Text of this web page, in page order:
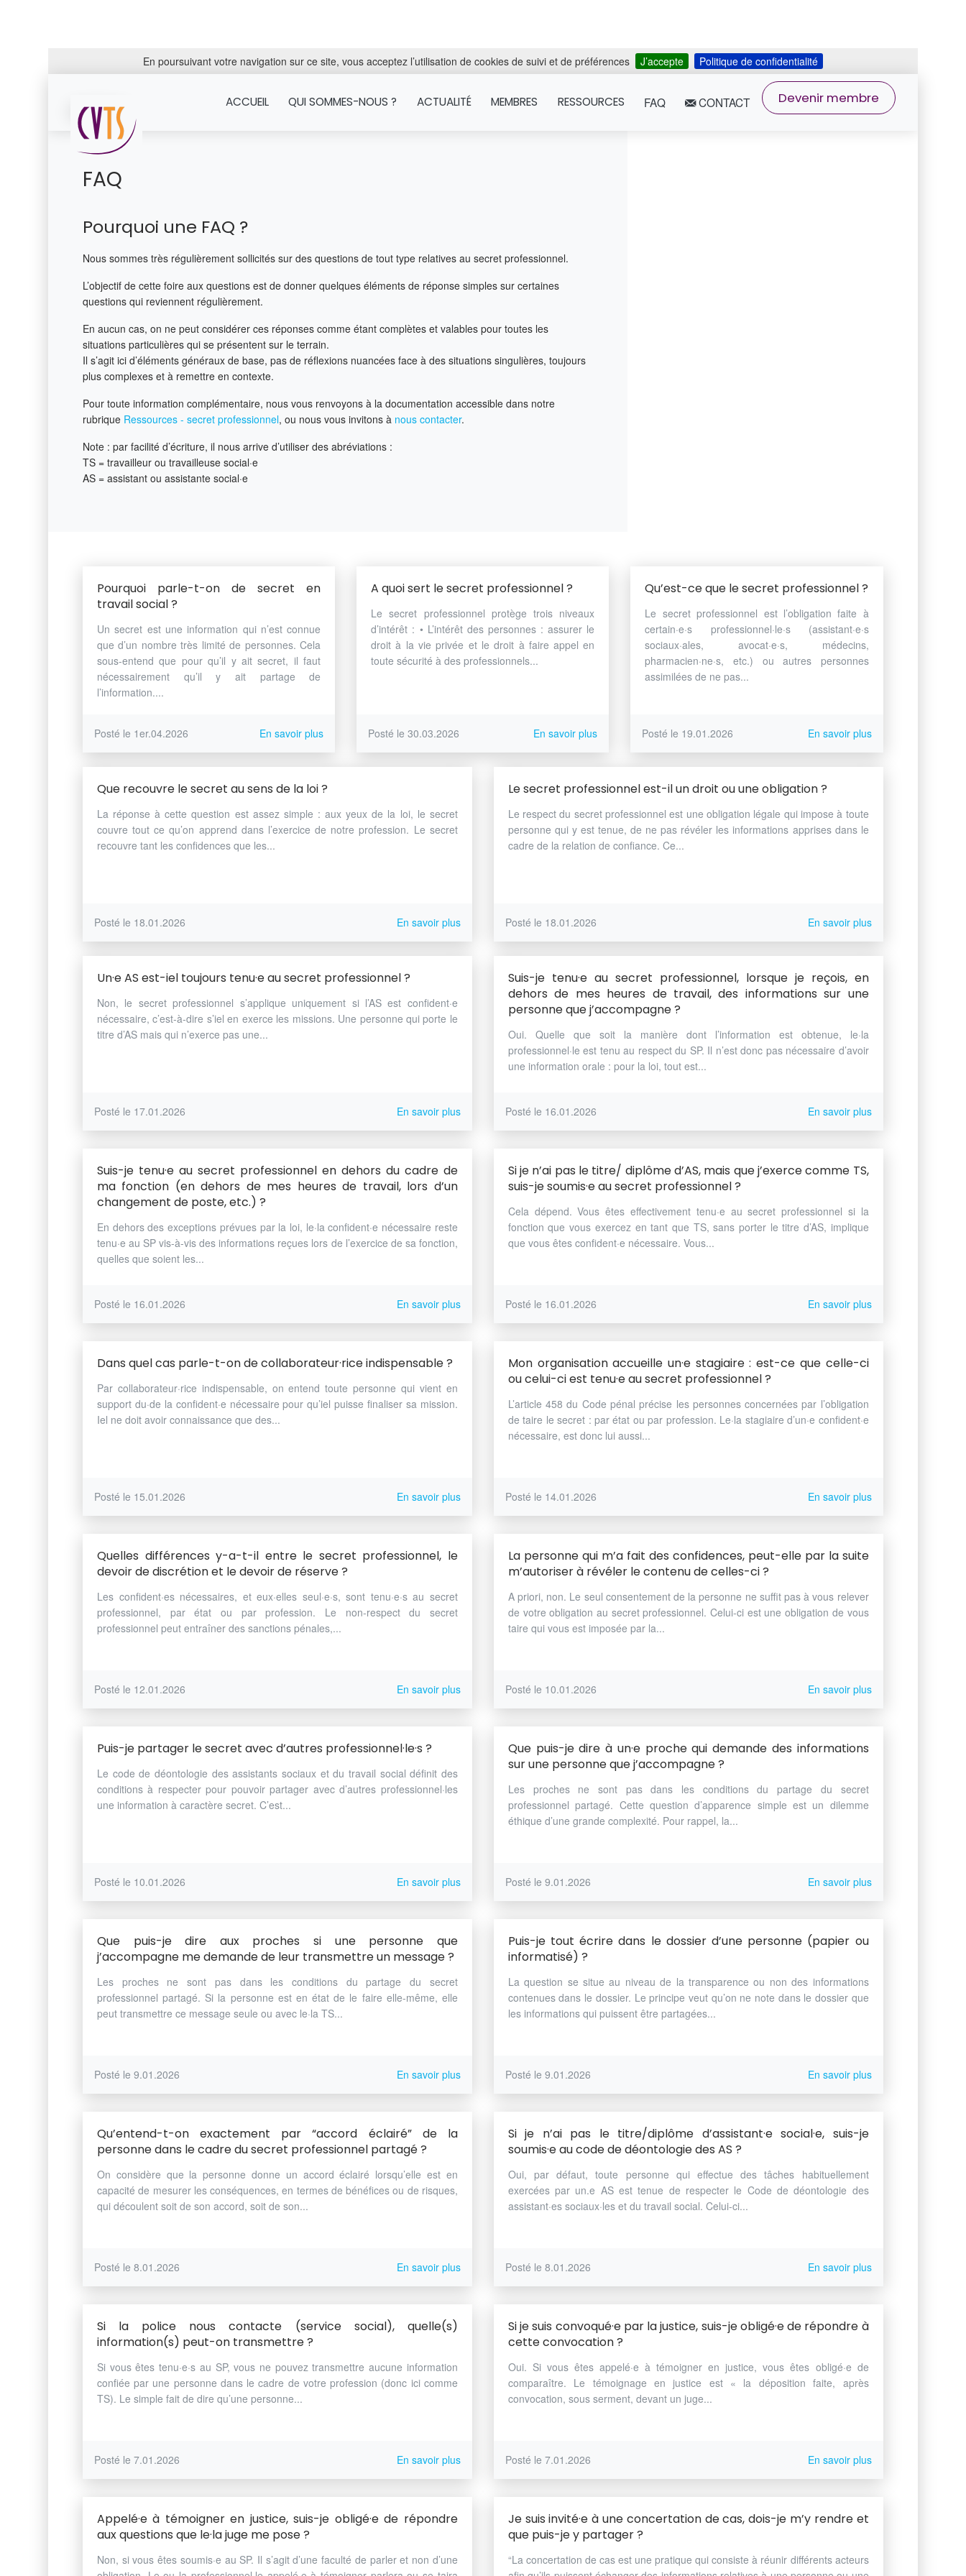
En poursuivant votre navigation sur ce site, vous acceptez l’utilisation de cookies de suivi et de préférences J’accepte Politique de confidentialité
ACCUEIL QUI SOMMES-NOUS ? ACTUALITÉ MEMBRES RESSOURCES FAQ CONTACT Devenir membre
FAQ
Pourquoi une FAQ ?
Nous sommes très régulièrement sollicités sur des questions de tout type relatives au secret professionnel.
L’objectif de cette foire aux questions est de donner quelques éléments de réponse simples sur certaines
questions qui reviennent régulièrement.
En aucun cas, on ne peut considérer ces réponses comme étant complètes et valables pour toutes les
situations particulières qui se présentent sur le terrain.
Il s’agit ici d’éléments généraux de base, pas de réflexions nuancées face à des situations singulières, toujours
plus complexes et à remettre en contexte.
Pour toute information complémentaire, nous vous renvoyons à la documentation accessible dans notre
rubrique Ressources - secret professionnel, ou nous vous invitons à nous contacter.
Note : par facilité d’écriture, il nous arrive d’utiliser des abréviations :
TS = travailleur ou travailleuse social·e
AS = assistant ou assistante social·e
Pourquoi parle-t-on de secret en
travail social ?
Un secret est une information qui n’est connue
que d’un nombre très limité de personnes. Cela
sous-entend que pour qu’il y ait secret, il faut
nécessairement qu’il y ait partage de
l’information....
Posté le 1er.04.2026 En savoir plus
A quoi sert le secret professionnel ?
Le secret professionnel protège trois niveaux
d’intérêt : • L’intérêt des personnes : assurer le
droit à la vie privée et le droit à faire appel en
toute sécurité à des professionnels...
Posté le 30.03.2026 En savoir plus
Qu’est-ce que le secret professionnel ?
Le secret professionnel est l’obligation faite à
certain·e·s professionnel·le·s (assistant·e·s
sociaux·ales, avocat·e·s, médecins,
pharmacien·ne·s, etc.) ou autres personnes
assimilées de ne pas...
Posté le 19.01.2026 En savoir plus
Que recouvre le secret au sens de la loi ?
La réponse à cette question est assez simple : aux yeux de la loi, le secret
couvre tout ce qu’on apprend dans l’exercice de notre profession. Le secret
recouvre tant les confidences que les...
Posté le 18.01.2026 En savoir plus
Le secret professionnel est-il un droit ou une obligation ?
Le respect du secret professionnel est une obligation légale qui impose à toute
personne qui y est tenue, de ne pas révéler les informations apprises dans le
cadre de la relation de confiance. Ce...
Posté le 18.01.2026 En savoir plus
Un·e AS est-iel toujours tenu·e au secret professionnel ?
Non, le secret professionnel s’applique uniquement si l’AS est confident·e
nécessaire, c’est-à-dire s’iel en exerce les missions. Une personne qui porte le
titre d’AS mais qui n’exerce pas une...
Posté le 17.01.2026 En savoir plus
Suis-je tenu·e au secret professionnel, lorsque je reçois, en
dehors de mes heures de travail, des informations sur une
personne que j’accompagne ?
Oui. Quelle que soit la manière dont l’information est obtenue, le·la
professionnel·le est tenu au respect du SP. Il n’est donc pas nécessaire d’avoir
une information orale : pour la loi, tout est...
Posté le 16.01.2026 En savoir plus
Suis-je tenu·e au secret professionnel en dehors du cadre de
ma fonction (en dehors de mes heures de travail, lors d’un
changement de poste, etc.) ?
En dehors des exceptions prévues par la loi, le·la confident·e nécessaire reste
tenu·e au SP vis-à-vis des informations reçues lors de l’exercice de sa fonction,
quelles que soient les...
Posté le 16.01.2026 En savoir plus
Si je n’ai pas le titre/ diplôme d’AS, mais que j’exerce comme TS,
suis-je soumis·e au secret professionnel ?
Cela dépend. Vous êtes effectivement tenu·e au secret professionnel si la
fonction que vous exercez en tant que TS, sans porter le titre d’AS, implique
que vous êtes confident·e nécessaire. Vous...
Posté le 16.01.2026 En savoir plus
Dans quel cas parle-t-on de collaborateur·rice indispensable ?
Par collaborateur·rice indispensable, on entend toute personne qui vient en
support du·de la confident·e nécessaire pour qu’iel puisse finaliser sa mission.
Iel ne doit avoir connaissance que des...
Posté le 15.01.2026 En savoir plus
Mon organisation accueille un·e stagiaire : est-ce que celle-ci
ou celui-ci est tenu·e au secret professionnel ?
L’article 458 du Code pénal précise les personnes concernées par l’obligation
de taire le secret : par état ou par profession. Le·la stagiaire d’un·e confident·e
nécessaire, est donc lui aussi...
Posté le 14.01.2026 En savoir plus
Quelles différences y-a-t-il entre le secret professionnel, le
devoir de discrétion et le devoir de réserve ?
Les confident·es nécessaires, et eux·elles seul·e·s, sont tenu·e·s au secret
professionnel, par état ou par profession. Le non-respect du secret
professionnel peut entraîner des sanctions pénales,...
Posté le 12.01.2026 En savoir plus
La personne qui m’a fait des confidences, peut-elle par la suite
m’autoriser à révéler le contenu de celles-ci ?
A priori, non. Le seul consentement de la personne ne suffit pas à vous relever
de votre obligation au secret professionnel. Celui-ci est une obligation de vous
taire qui vous est imposée par la...
Posté le 10.01.2026 En savoir plus
Puis-je partager le secret avec d’autres professionnel·le·s ?
Le code de déontologie des assistants sociaux et du travail social définit des
conditions à respecter pour pouvoir partager avec d’autres professionnel·les
une information à caractère secret. C’est...
Posté le 10.01.2026 En savoir plus
Que puis-je dire à un·e proche qui demande des informations
sur une personne que j’accompagne ?
Les proches ne sont pas dans les conditions du partage du secret
professionnel partagé. Cette question d’apparence simple est un dilemme
éthique d’une grande complexité. Pour rappel, la...
Posté le 9.01.2026 En savoir plus
Que puis-je dire aux proches si une personne que
j’accompagne me demande de leur transmettre un message ?
Les proches ne sont pas dans les conditions du partage du secret
professionnel partagé. Si la personne est en état de le faire elle-même, elle
peut transmettre ce message seule ou avec le·la TS...
Posté le 9.01.2026 En savoir plus
Puis-je tout écrire dans le dossier d’une personne (papier ou
informatisé) ?
La question se situe au niveau de la transparence ou non des informations
contenues dans le dossier. Le principe veut qu’on ne note dans le dossier que
les informations qui puissent être partagées...
Posté le 9.01.2026 En savoir plus
Qu’entend-t-on exactement par “accord éclairé” de la
personne dans le cadre du secret professionnel partagé ?
On considère que la personne donne un accord éclairé lorsqu’elle est en
capacité de mesurer les conséquences, en termes de bénéfices ou de risques,
qui découlent soit de son accord, soit de son...
Posté le 8.01.2026 En savoir plus
Si je n’ai pas le titre/diplôme d’assistant·e social·e, suis-je
soumis·e au code de déontologie des AS ?
Oui, par défaut, toute personne qui effectue des tâches habituellement
exercées par un.e AS est tenue de respecter le Code de déontologie des
assistant·es sociaux·les et du travail social. Celui-ci...
Posté le 8.01.2026 En savoir plus
Si la police nous contacte (service social), quelle(s)
information(s) peut-on transmettre ?
Si vous êtes tenu·e·s au SP, vous ne pouvez transmettre aucune information
confiée par une personne dans le cadre de votre profession (donc ici comme
TS). Le simple fait de dire qu’une personne...
Posté le 7.01.2026 En savoir plus
Si je suis convoqué·e par la justice, suis-je obligé·e de répondre à
cette convocation ?
Oui. Si vous êtes appelé·e à témoigner en justice, vous êtes obligé·e de
comparaître. Le témoignage en justice est « la déposition faite, après
convocation, sous serment, devant un juge...
Posté le 7.01.2026 En savoir plus
Appelé·e à témoigner en justice, suis-je obligé·e de répondre
aux questions que le·la juge me pose ?
Non, si vous êtes soumis·e au SP. Il s’agit d’une faculté de parler et non d’une
Je suis invité·e à une concertation de cas, dois-je m’y rendre et
que puis-je y partager ?
“La concertation de cas est une pratique qui consiste à réunir différents acteurs